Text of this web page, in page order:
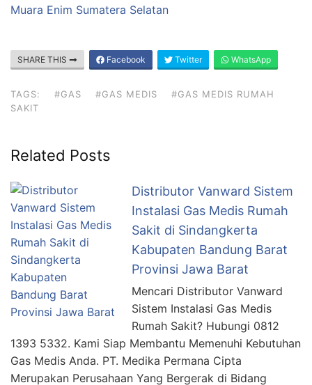
Muara Enim Sumatera Selatan
SHARE THIS Facebook Twitter WhatsApp
TAGS: #GAS #GAS MEDIS
#GAS MEDIS RUMAH
SAKIT
Related Posts
Distributor Vanward Sistem
Instalasi Gas Medis Rumah
Sakit di Sindangkerta
Kabupaten Bandung Barat
Provinsi Jawa Barat
Mencari Distributor Vanward
Sistem Instalasi Gas Medis
Rumah Sakit? Hubungi 0812
1393 5332. Kami Siap Membantu Memenuhi Kebutuhan
Gas Medis Anda. PT. Medika Permana Cipta
Merupakan Perusahaan Yang Bergerak di Bidang